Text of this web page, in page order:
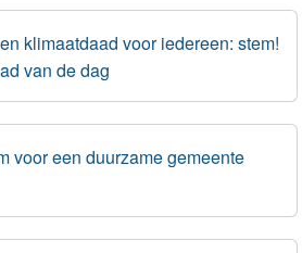
klimaatdaad voor iedereen: stem!
van de dag
voor een duurzame gemeente